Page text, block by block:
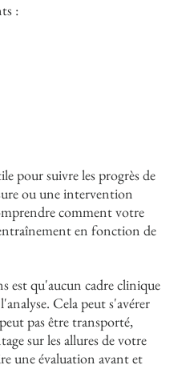
:
pour suivre les progrès de
ou une intervention
comment votre
en fonction de
est qu'aucun cadre clinique
Cela peut s'avérer
pas être transporté,
sur les allures de votre
une évaluation avant et